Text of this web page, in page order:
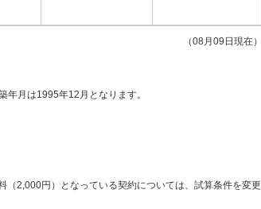
（08月09日現在）
年月は1995年12月となります。
（2,000円）となっている契約については、試算条件を変更